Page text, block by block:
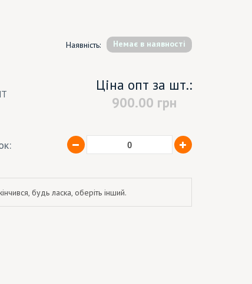
Наявність: Немає в наявності
Ціна опт за шт.:
900.00 грн
будь ласка, оберіть інший.